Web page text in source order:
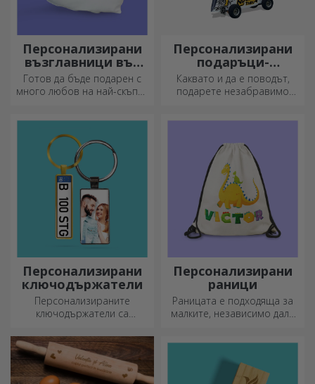
Персонализирани
възглавници във
формата на сърце
Готов да бъде подарен с
много любов на най-скъпия
Персонализирани
подаръци-
преживявания
Каквато и да е поводът,
подарете незабравимо
Персонализирани
ключодържатели
Персонализираните
ключодържатели са
можете да носите със себе
си, идеален за да им
напомняте за вас всеки ден.
Персонализирани
раници
Раницата е подходяща за
малките, независимо дали
добре подхожда на вашето
дете!